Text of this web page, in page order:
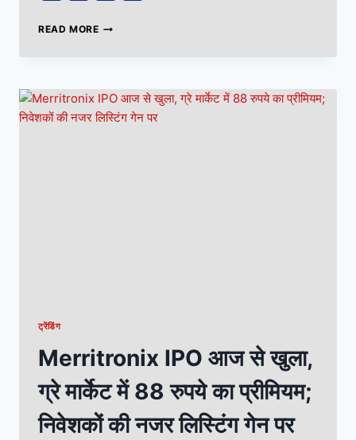
READ MORE
ट्रेंडिंग
Merritronix IPO आज से खुला,
ग्रे मार्केट में 88 रुपये का प्रीमियम;
निवेशकों की नजर लिस्टिंग गेन पर